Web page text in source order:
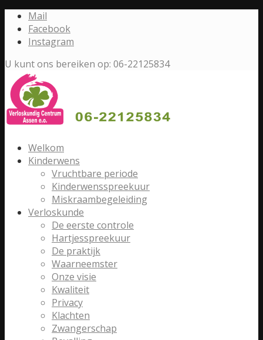
Mail
Facebook
Instagram
U kunt ons bereiken op: 06-22125834
Welkom
Kinderwens
Vruchtbare periode
Kinderwensspreekuur
Miskraambegeleiding
Verloskunde
De eerste controle
Hartjesspreekuur
De praktijk
Waarneemster
Onze visie
Kwaliteit
Privacy
Klachten
Zwangerschap